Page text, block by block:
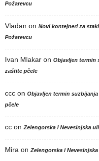
Požarevcu
Vladan on Novi kontejneri za
Požarevcu
Ivan Mlakar on Objavljen termin
zaštite pčele
ccc on Objavljen termin
pčele
cc on Zelengorska i Nevesinjska
Mira on Zelengorska i